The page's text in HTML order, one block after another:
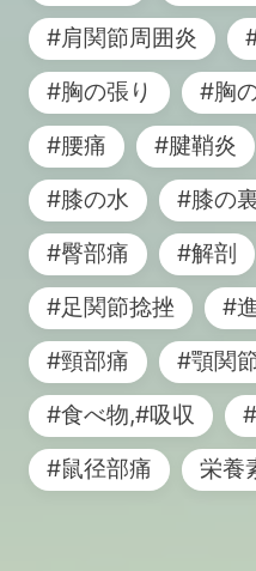
#肩関節周囲炎
#胸の張り
#胸
#腰痛
#腱鞘炎
#膝の水
#膝の
#臀部痛
#解剖
#足関節捻挫
#
#頸部痛
#顎関
#食べ物,#吸収
#鼠径部痛
栄養